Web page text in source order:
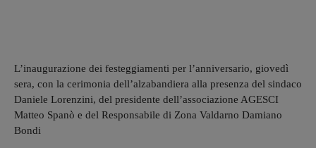
L’inaugurazione dei festeggiamenti per l’anniversario, giovedì
sera, con la cerimonia dell’alzabandiera alla presenza del sindaco
Daniele Lorenzini, del presidente dell’associazione AGESCI
Matteo Spanò e del Responsabile di Zona Valdarno Damiano
Bondi